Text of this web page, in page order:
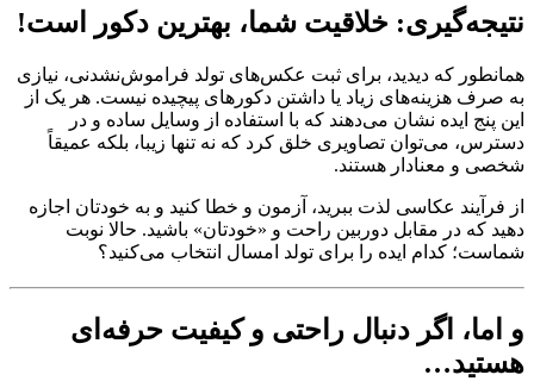
نتیجه‌گیری: خلاقیت شما، بهترین دکور است!
همانطور که دیدید، برای ثبت عکس‌های تولد فراموش‌نشدنی، نیازی
به صرف هزینه‌های زیاد یا داشتن دکورهای پیچیده نیست. هر یک از
این پنج ایده نشان می‌دهند که با استفاده از وسایل ساده و در
دسترس، می‌توان تصاویری خلق کرد که نه تنها زیبا، بلکه عمیقاً
شخصی و معنادار هستند.
از فرآیند عکاسی لذت ببرید، آزمون و خطا کنید و به خودتان اجازه
دهید که در مقابل دوربین راحت و «خودتان» باشید. حالا نوبت
شماست؛ کدام ایده را برای تولد امسال انتخاب می‌کنید؟
و اما، اگر دنبال راحتی و کیفیت حرفه‌ای
هستید…